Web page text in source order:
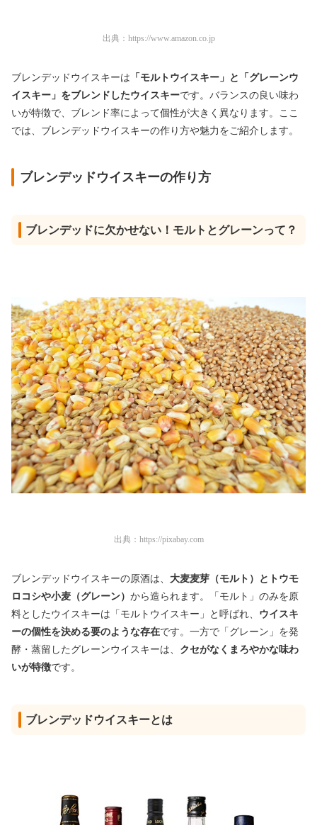
出典： https://www.amazon.co.jp
ブレンデッドウイスキーは 「モルトウイスキー」と「グレーンウ
イスキー」をブレンドしたウイスキーです。バランスの良い味わ
いが特徴で、ブレンド率によって個性が大きく異なります。ここ
では、ブレンデッドウイスキーの作り方や魅力をご紹介します。
ブレンデッドウイスキーの作り方
ブレンデッドに欠かせない！モルトとグレーンって？
出典： https://pixabay.com
ブレンデッドウイスキーの原酒は、 大麦麦芽（モルト）とトウモ
ロコシや小麦（グレーン） から造られます。「モルト」のみを原
料としたウイスキーは「モルトウイスキー」と呼ばれ、 ウイスキ
ーの個性を決める要のような存在です。一方で「グレーン」を発
酵・蒸留したグレーンウイスキーは、 クセがなくまろやかな味わ
いが特徴です。
ブレンデッドウイスキーとは